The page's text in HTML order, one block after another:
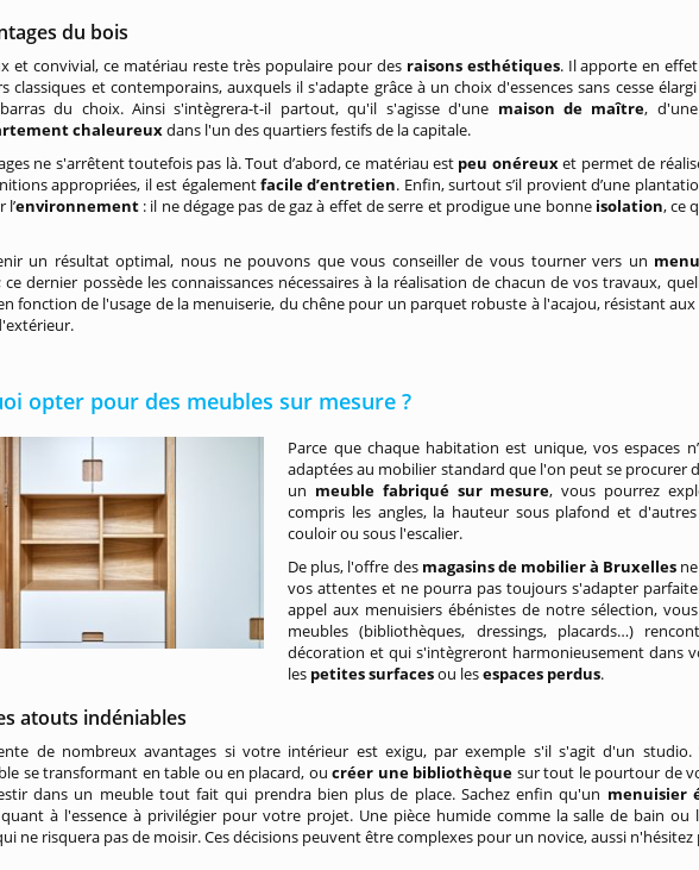
du bois
et convivial, ce matériau reste très populaire pour desraisons esthétiques. Il apporte en
classiques et contemporains, auxquels il s'adapte grâce à un choix d'essences sans cesse
du choix. Ainsi s'intègrera-t-il partout, qu'il s'agisse d'une maison de maître,
chaleureuxdans l'un des quartiers festifs de la capitale.
ne s'arrêtent toutefois pas là. Tout d’abord, ce matériau est peu onéreuxet permet de
appropriées, il est égalementfacile d’entretien. Enfin, surtout s’il provient d’une
l’environnement: il ne dégage pas de gaz à effet de serre et prodigue une bonneisolation, ce
un résultat optimal, nous ne pouvons que vous conseiller de vous tourner vers un
ce dernier possède les connaissances nécessaires à la réalisation de chacun de vos travaux,
fonction de l'usage de la menuiserie, du chêne pour un parquet robuste à l'acajou, résistant
opter pour des meubles sur mesure ?
Parce que chaque habitation est unique, vos espaces
adaptées au mobilier standard que l'on peut se procurer
un meuble fabriqué sur mesure, vous pourrez
compris les angles, la hauteur sous plafond et
couloir ou sous l'escalier.
De plus, l'offre des magasins de mobilier à Bruxelles
vos attentes et ne pourra pas toujours s'adapter
appel aux menuisiers ébénistes de notre sélection,
meubles (bibliothèques, dressings, placards…)
décoration et qui s'intègreront harmonieusement dans
les petites surfacesou lesespaces perdus.
atouts indéniables
de nombreux avantages si votre intérieur est exigu, par exemple s'il s'agit d'un
se transformant en table ou en placard, oucréer une bibliothèque sur tout le pourtour de
dans un meuble tout fait qui prendra bien plus de place. Sachez enfin qu'un menuisier
à l'essence à privilégier pour votre projet. Une pièce humide comme la salle de bain
ne risquera pas de moisir. Ces décisions peuvent être complexes pour un novice, aussi n'hésitez